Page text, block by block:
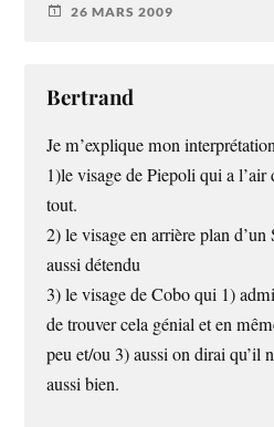
26 MARS 2009
Bertrand
Je m’explique mon
1)le visage de Piepoli qui a
tout.
2) le visage en arrière plan
aussi détendu
3) le visage de Cobo qui 1)
de trouver cela génial et en
peu et/ou 3) aussi on dirai qu’il
aussi bien.